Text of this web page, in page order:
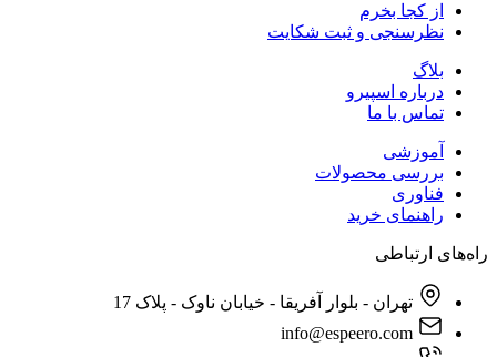
از کجا بخرم
نظرسنجی و ثبت شکایت
بلاگ
درباره اسپیرو
تماس با ما
آموزشی
بررسی محصولات
فناوری
راهنمای خرید
راه‌های ارتباطی
تهران - بلوار آفریقا - خیابان ناوک - پلاک 17